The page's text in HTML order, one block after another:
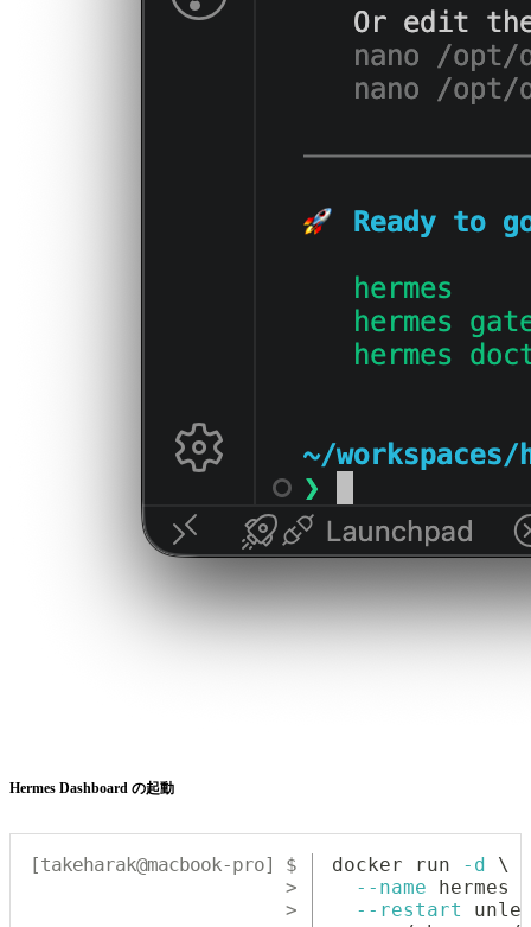
Hermes Dashboard の起動
docker run -d
\
--name hermes
--restart